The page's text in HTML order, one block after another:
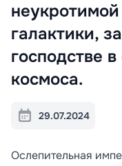
галактики,
господстве
космоса.
29.07.2024
Ослепительная